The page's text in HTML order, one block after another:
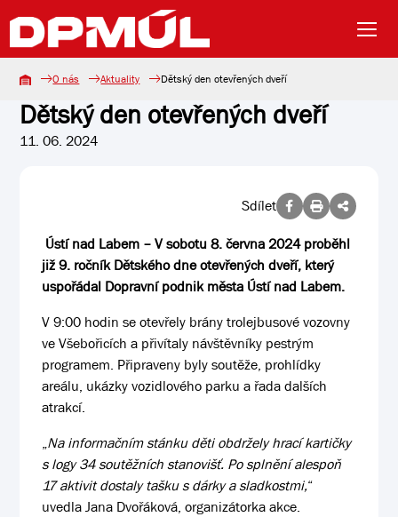
O nás Aktuality Dětský den otevřených dveří
Dětský den otevřených dveří
11. 06. 2024
Sdílet
Ústí nad Labem – V sobotu 8. června 2024 proběhl
již 9. ročník Dětského dne otevřených dveří, který
uspořádal Dopravní podnik města Ústí nad Labem.
V 9:00 hodin se otevřely brány trolejbusové vozovny
ve Všebořicích a přivítaly návštěvníky pestrým
programem. Připraveny byly soutěže, prohlídky
areálu, ukázky vozidlového parku a řada dalších
atrakcí.
„Na informačním stánku děti obdržely hrací kartičky
s logy 34 soutěžních stanovišť. Po splnění alespoň
17 aktivit dostaly tašku s dárky a sladkostmi,“
uvedla Jana Dvořáková, organizátorka akce.